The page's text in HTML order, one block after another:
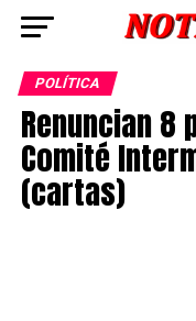
POLÍTICA
Renuncian 8
Comité
(cartas)